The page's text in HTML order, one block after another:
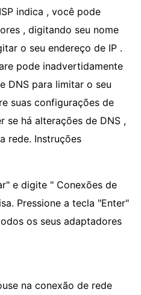
indica , você pode
, digitando seu nome
o seu endereço de IP .
pode inadvertidamente
DNS para limitar o seu
suas configurações de
se há alterações de DNS ,
rede. Instruções
e digite " Conexões de
Pressione a tecla "Enter"
os seus adaptadores
na conexão de rede